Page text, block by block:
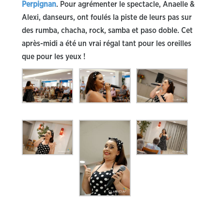
Perpignan. Pour agrémenter le spectacle, Anaelle &
Alexi, danseurs, ont foulés la piste de leurs pas sur
des rumba, chacha, rock, samba et paso doble. Cet
après-midi a été un vrai régal tant pour les oreilles
que pour les yeux !